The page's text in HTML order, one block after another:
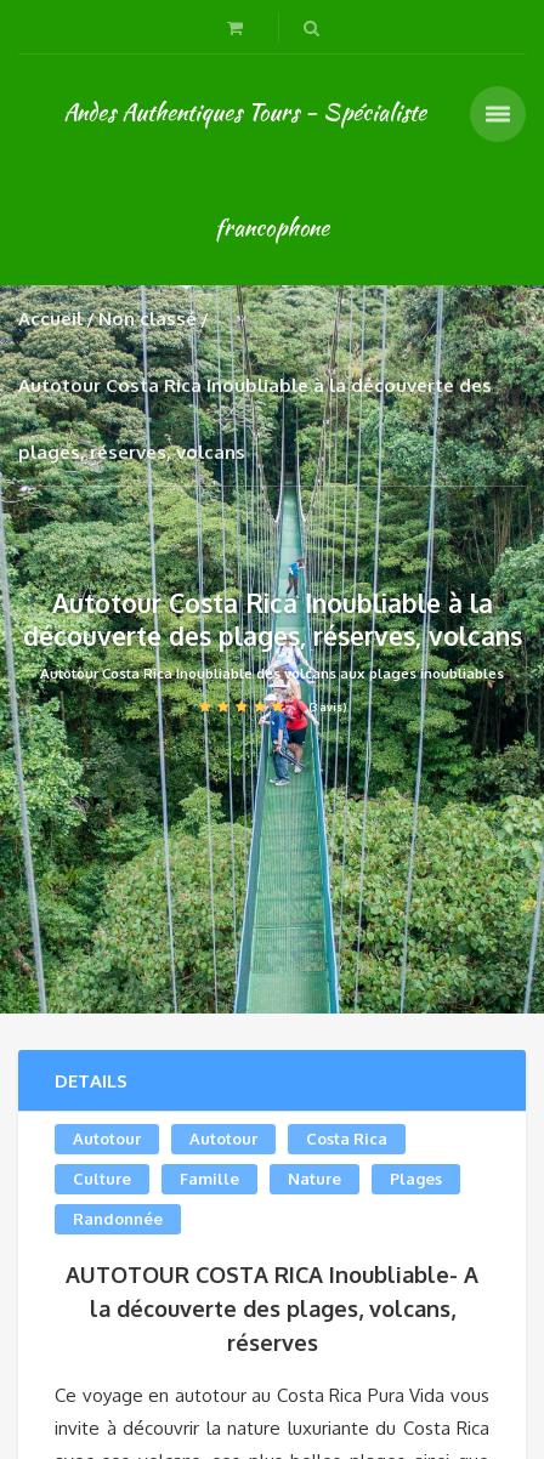
Andes Authentiques Tours - Spécialiste
francophone
Accueil Non classé
Autotour Costa Rica Inoubliable à la découverte des
plages, réserves, volcans
Autotour Costa Rica Inoubliable à la
découverte des plages, réserves, volcans
Autotour Costa Rica Inoubliable des volcans aux plages inoubliables
(3 avis)
DETAILS
Autotour Autotour Costa Rica
Culture Famille Nature Plages
Randonnée
AUTOTOUR COSTA RICA Inoubliable- A
la découverte des plages, volcans,
réserves
Ce voyage en autotour au Costa Rica Pura Vida vous
invite à découvrir la nature luxuriante du Costa Rica